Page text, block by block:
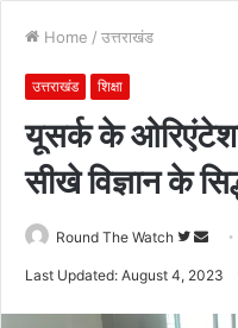
Home / उत्तराखंड
उत्तराखंड शिक्षा
यूसर्क के
सीखे विज्ञान के
Round The Watch
Follow
Last Updated: August 4, 2023